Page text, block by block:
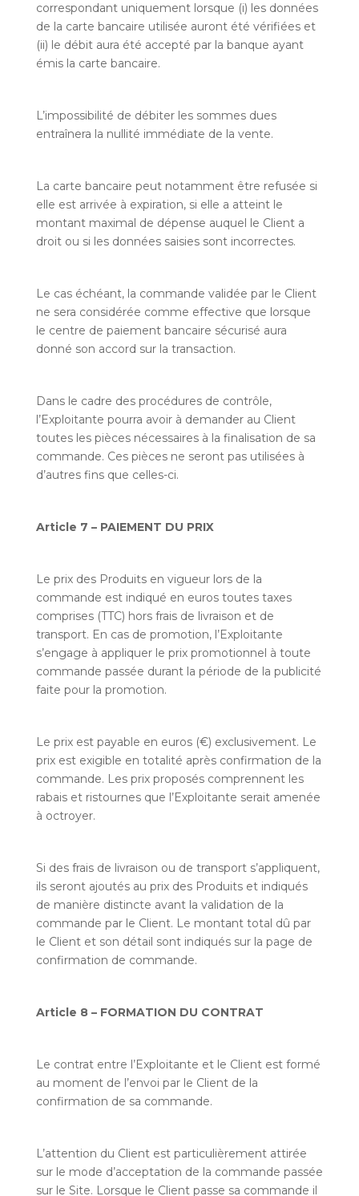
correspondant uniquement lorsque (i) les données
de la carte bancaire utilisée auront été vérifiées et
(ii) le débit aura été accepté par la banque ayant
émis la carte bancaire.
L’impossibilité de débiter les sommes dues
entraînera la nullité immédiate de la vente.
La carte bancaire peut notamment être refusée si
elle est arrivée à expiration, si elle a atteint le
montant maximal de dépense auquel le Client a
droit ou si les données saisies sont incorrectes.
Le cas échéant, la commande validée par le Client
ne sera considérée comme effective que lorsque
le centre de paiement bancaire sécurisé aura
donné son accord sur la transaction.
Dans le cadre des procédures de contrôle,
l’Exploitante pourra avoir à demander au Client
toutes les pièces nécessaires à la finalisation de sa
commande. Ces pièces ne seront pas utilisées à
d’autres fins que celles-ci.
Article 7 – PAIEMENT DU PRIX
Le prix des Produits en vigueur lors de la
commande est indiqué en euros toutes taxes
comprises (TTC) hors frais de livraison et de
transport. En cas de promotion, l’Exploitante
s’engage à appliquer le prix promotionnel à toute
commande passée durant la période de la publicité
faite pour la promotion.
Le prix est payable en euros (€) exclusivement. Le
prix est exigible en totalité après confirmation de la
commande. Les prix proposés comprennent les
rabais et ristournes que l’Exploitante serait amenée
à octroyer.
Si des frais de livraison ou de transport s’appliquent,
ils seront ajoutés au prix des Produits et indiqués
de manière distincte avant la validation de la
commande par le Client. Le montant total dû par
le Client et son détail sont indiqués sur la page de
confirmation de commande.
Article 8 – FORMATION DU CONTRAT
Le contrat entre l’Exploitante et le Client est formé
au moment de l’envoi par le Client de la
confirmation de sa commande.
L’attention du Client est particulièrement attirée
sur le mode d’acceptation de la commande passée
sur le Site. Lorsque le Client passe sa commande il